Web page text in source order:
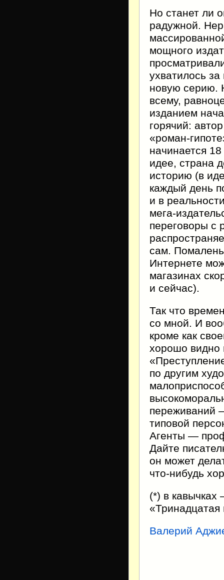
Но станет ли
радужной.
мощного
ухватилось
новую серию.
всему,
изданием
горячий:
«роман-
начинается
идее, страна
историю (в
каждый день
и в
мега-
переговоры
сам.
Интернете
магазинах
и сейчас).
Так что
со мной. И
кроме как
хорошо видно
по другим
переживаний
типовой
Агенты —
Дайте
он может
что-нибудь
(*) в
«Тринадцатая
Валерий